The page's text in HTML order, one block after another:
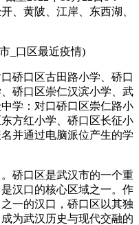
、黄陂、江岸、东西湖、
_口区最近疫情)
硚口区古田路小学、硚口
硚口区崇仁汉滨小学、武
学：对口硚口区崇仁路小
方红小学、硚口区长征小
并通过电脑派位产生的学
硚口区是武汉市的一个重
汉口的核心区域之一。作
一的汉口，硚口区以其独
为武汉历史与现代交融的